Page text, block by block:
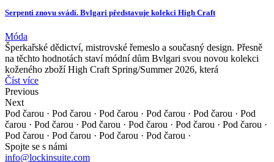
Serpenti znovu svádí. Bvlgari představuje kolekci High Craft
Móda
Šperkařské dědictví, mistrovské řemeslo a současný design. Přesně
na těchto hodnotách staví módní dům Bvlgari svou novou kolekci
koženého zboží High Craft Spring/Summer 2026, která
Číst více
Previous
Next
Pod čarou · Pod čarou · Pod čarou · Pod čarou · Pod čarou · Pod
čarou · Pod čarou · Pod čarou · Pod čarou · Pod čarou · Pod čarou ·
Pod čarou · Pod čarou · Pod čarou · Pod čarou ·
Spojte se s námi
info@lockinsuite.com